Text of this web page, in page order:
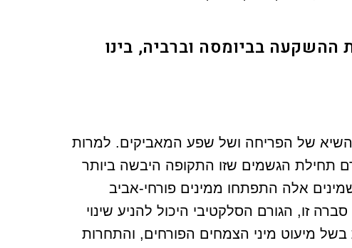
בביומסה וברביה, בינו
השיא של הפריחה ושל שפע המאביקים. למרות
תחילת הגשמים שזו התקופה היבשה ביותר
אלה התפתחו ממינים פורחי-אביב
זו, הגורם הסלקטיבי היכול להניע שינוי
בשל מיעוט מיני הצמחים הפורחים, והתחרות